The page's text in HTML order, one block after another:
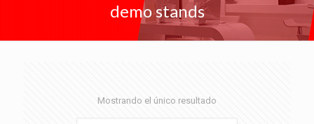
demo stands
Mostrando el único resultado